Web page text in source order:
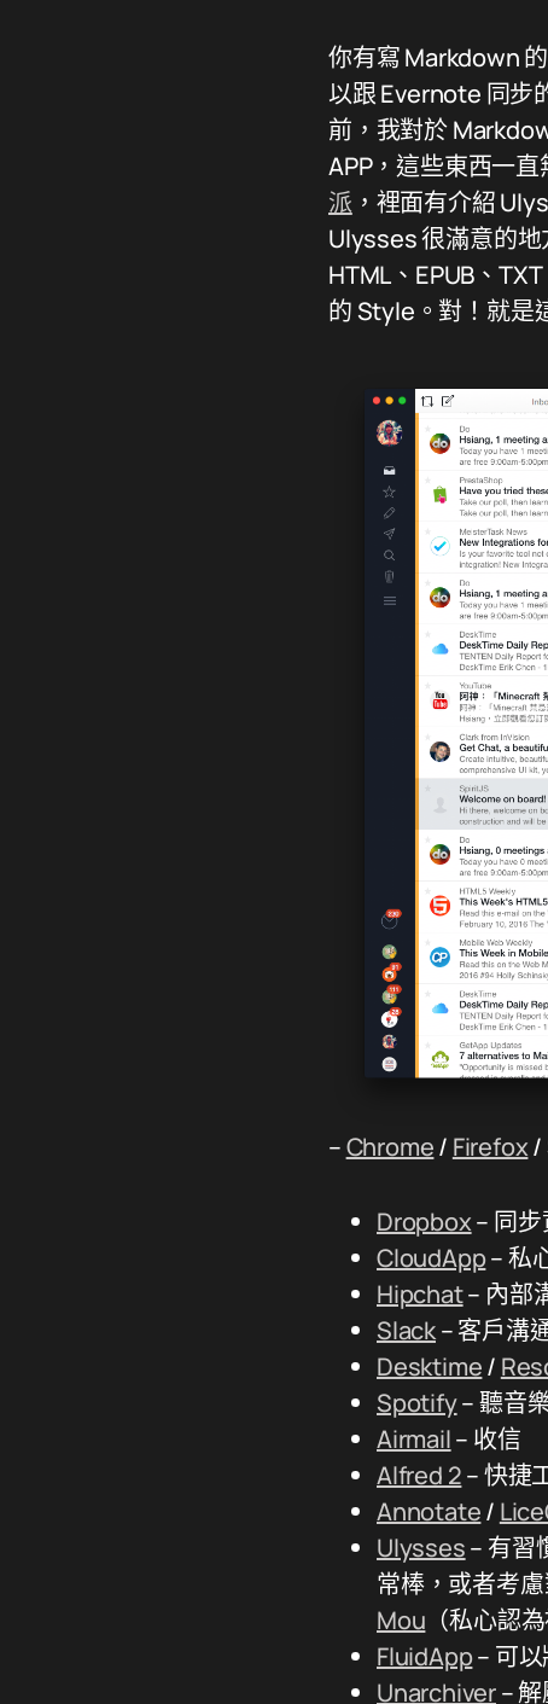
你有寫 Markdown
以跟 Evernote 同步
前，我對於
APP，這些東西一
派 ，裡面有介紹
Ulysses 很滿意的地
HTML、EPUB、
的 Style。對！就是
–Chrome/ Firefox/
Dropbox– 同步
CloudApp– 私
Hipchat– 內部
Slack– 客戶溝
Desktime/
Spotify– 聽音
Airmail– 收信
Alfred 2– 快捷
Annotate/
Ulysses– 有習
常棒，或者考
Mou （私心認
FluidApp– 可以
Unarchiver–